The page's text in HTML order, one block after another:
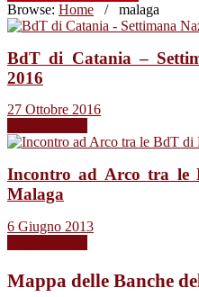
Browse: Home / malaga
BdT di Catania –
2016
27 Ottobre 2016
Incontro ad Arco tra le
Malaga
6 Giugno 2013
Mappa delle Banche